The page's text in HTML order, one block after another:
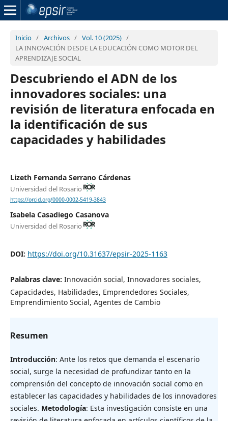
Inicio / Archivos / Vol. 10 (2025) /
LA INNOVACIÓN DESDE LA EDUCACIÓN COMO MOTOR DEL
APRENDIZAJE SOCIAL
Descubriendo el ADN de los
innovadores sociales: una
revisión de literatura enfocada en
la identificación de sus
capacidades y habilidades
Lizeth Fernanda Serrano Cárdenas
Universidad del Rosario
https://orcid.org/0000-0002-5419-3843
Isabela Casadiego Casanova
Universidad del Rosario
DOI: https://doi.org/10.31637/epsir-2025-1163
Palabras clave: Innovación social, Innovadores sociales,
Capacidades, Habilidades, Emprendedores Sociales,
Emprendimiento Social, Agentes de Cambio
Resumen
Introducción: Ante los retos que demanda el escenario
social, surge la necesidad de profundizar tanto en la
comprensión del concepto de innovación social como en
establecer las capacidades y habilidades de los innovadores
sociales. Metodología: Esta investigación consiste en una